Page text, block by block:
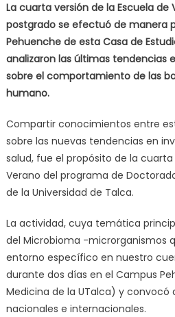
La cuarta versión de la Escuela
postgrado se efectuó de manera
Pehuenche de esta Casa de
analizaron las últimas tendencias
sobre el comportamiento de las
humano.
Compartir conocimientos entre
sobre las nuevas tendencias en
salud, fue el propósito de la cuarta
Verano del programa de
de la Universidad de Talca.
La actividad, cuya temática
del Microbioma -microrganismos
entorno específico en nuestro
durante dos días en el Campus
Medicina de la UTalca) y convocó
nacionales e internacionales.